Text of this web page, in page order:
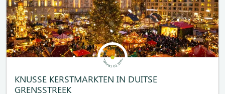
KNUSSE KERSTMARKTEN IN DUITSE
GRENSSTREEK